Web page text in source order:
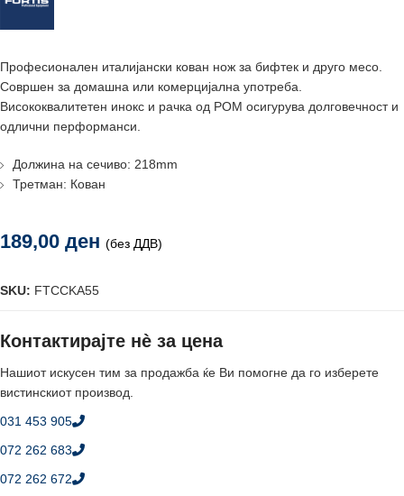
Професионален италијански кован нож за бифтек и друго месо.
Совршен за домашна или комерцијална употреба.
Висококвалитетен инокс и рачка од POM осигурува долговечност и
одлични перформанси.
Должина на сечиво: 218mm
Третман: Кован
189,00 ден (без ДДВ)
SKU: FTCCKA55
Контактирајте нè за цена
Нашиот искусен тим за продажба ќе Ви помогне да го изберете
вистинскиот производ.
031 453 905
072 262 683
072 262 672